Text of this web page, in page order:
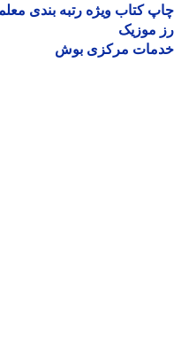
کتاب ویژه رتبه بندی معلمان
موزیک
مرکزی بوش